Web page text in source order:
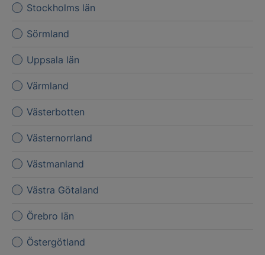
Stockholms län
Sörmland
Uppsala län
Värmland
Västerbotten
Västernorrland
Västmanland
Västra Götaland
Örebro län
Östergötland